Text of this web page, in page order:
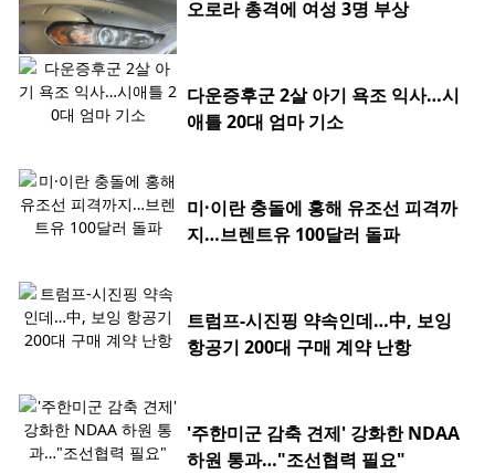
오로라 총격에 여성 3명 부상
다운증후군 2살 아기 욕조 익사…시
애틀 20대 엄마 기소
미·이란 충돌에 홍해 유조선 피격까
지…브렌트유 100달러 돌파
트럼프-시진핑 약속인데…中, 보잉
항공기 200대 구매 계약 난항
'주한미군 감축 견제' 강화한 NDAA
하원 통과…"조선협력 필요"